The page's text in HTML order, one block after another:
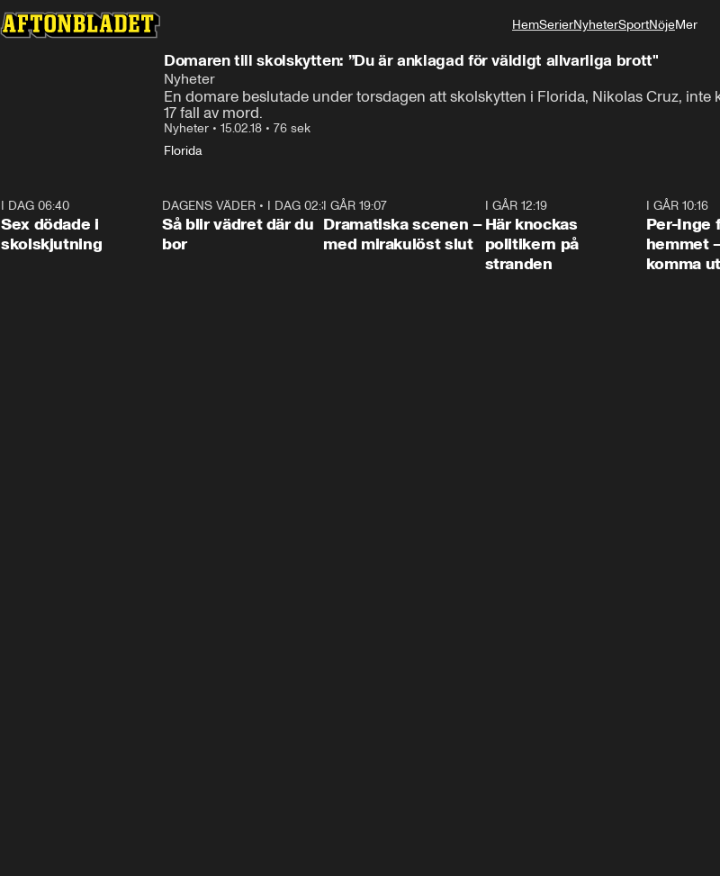
HemSerierNyheterSportNöjeMer
Livsstil
Domaren till skolskytten: ”Du är anklagad för väldigt allvarliga brott"
Nyheter
En domare beslutade under torsdagen att skolskytten i Florida, Nikolas Cruz,
17 fall av mord.
Nyheter • 15.02.18 • 76 sek
Florida
I DAG 06:40
Sex dödade i
skolskjutning
1:06
DAGENS VÄDER • I DAG 02:30
Så blir vädret där du
bor
I GÅR 19:07
Dramatiska scenen –
med mirakulöst slut
I GÅR 12:19
Här knockas
politikern på
stranden
I GÅR 10:16
Per-Inge
hemmet
komma ut